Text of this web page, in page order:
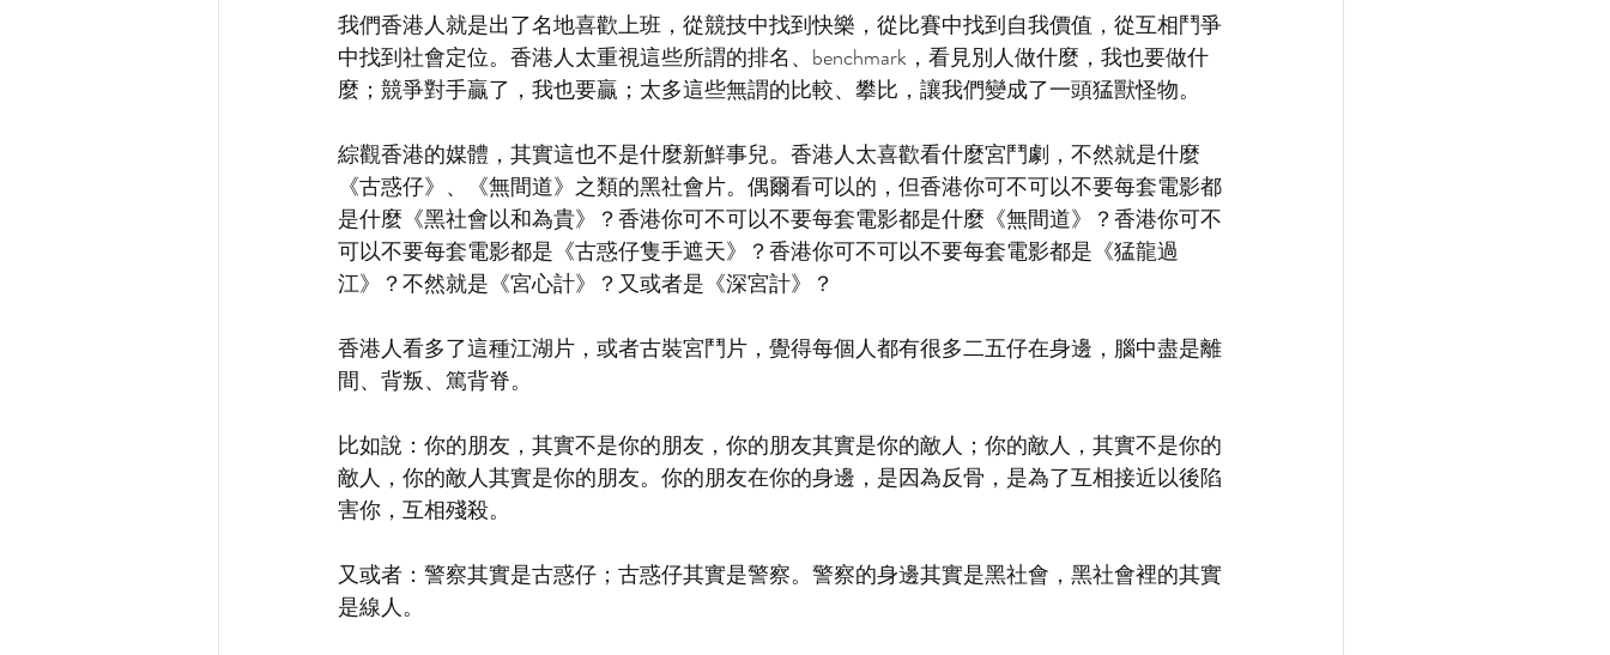
我們香港人就是出了名地喜歡上班，從競技中找到快樂，從比賽中找到自我價值，從互相鬥爭
中找到社會定位。香港人太重視這些所謂的排名、benchmark，看見別人做什麼，我也要做什
麼；競爭對手贏了，我也要贏；太多這些無謂的比較、攀比，讓我們變成了一頭猛獸怪物。
綜觀香港的媒體，其實這也不是什麼新鮮事兒。香港人太喜歡看什麼宮鬥劇，不然就是什麼
《古惑仔》、《無間道》之類的黑社會片。偶爾看可以的，但香港你可不可以不要每套電影都
是什麼《黑社會以和為貴》？香港你可不可以不要每套電影都是什麼《無間道》？香港你可不
可以不要每套電影都是《古惑仔隻手遮天》？香港你可不可以不要每套電影都是《猛龍過
江》？不然就是《宮心計》？又或者是《深宮計》？
香港人看多了這種江湖片，或者古裝宮鬥片，覺得每個人都有很多二五仔在身邊，腦中盡是離
間、背叛、篤背脊。
比如說：你的朋友，其實不是你的朋友，你的朋友其實是你的敵人；你的敵人，其實不是你的
敵人，你的敵人其實是你的朋友。你的朋友在你的身邊，是因為反骨，是為了互相接近以後陷
害你，互相殘殺。
又或者：警察其實是古惑仔；古惑仔其實是警察。警察的身邊其實是黑社會，黑社會裡的其實
是線人。